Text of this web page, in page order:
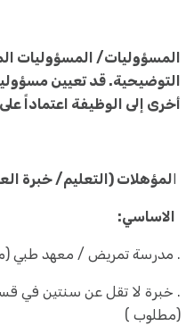
المسؤوليات/ المسؤوليات
التوضيحية. قد تعيين
أخرى إلى الوظيفة اعتماداً
المؤهلات (التعليم/ خبرة
الاساسي:
. مدرسة تمريض / معهد طبي
. خبرة لا تقل عن سنتين في
(مطلوب )